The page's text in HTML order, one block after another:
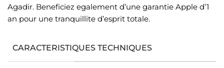
Agadir. Beneficiez egalement d’une garantie Apple d’1
an pour une tranquillite d’esprit totale.
CARACTERISTIQUES TECHNIQUES